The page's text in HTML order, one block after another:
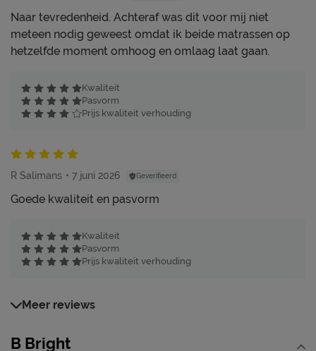
Naar tevredenheid. Achteraf was dit voor mij niet
meteen nodig geweest omdat ik beide matrassen op
hetzelfde moment omhoog en omlaag laat gaan.
Kwaliteit
Pasvorm
Prijs kwaliteit verhouding
R Salimans 7 juni 2026 Geverifieerd
Goede kwaliteit en pasvorm
Kwaliteit
Pasvorm
Prijs kwaliteit verhouding
Meer reviews
B Bright